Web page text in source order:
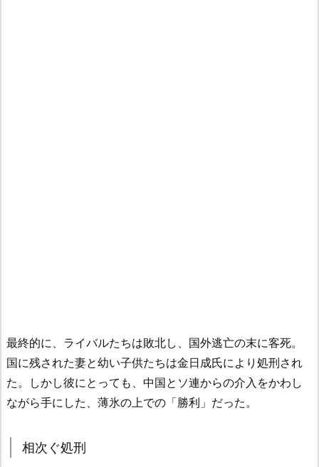
最終的に、ライバルたちは敗北し、国外逃亡の末に客死。
国に残された妻と幼い子供たちは金日成氏により処刑され
た。しかし彼にとっても、中国とソ連からの介入をかわし
ながら手にした、薄氷の上での「勝利」だった。
相次ぐ処刑